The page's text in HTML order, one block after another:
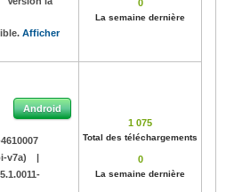
Afficher
0
La semaine dernière
Android
v7a)
|
1 075
Total des téléchargements
0
La semaine dernière